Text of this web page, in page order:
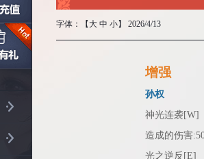
字体：【 大 中 小】 2026/4/13
增强
孙权
神光连袭[W]
造成的伤害
光之逆反[E]